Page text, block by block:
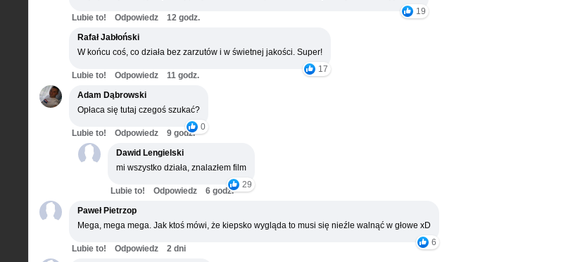
19
Lubie to! Odpowiedz
12 godz.
Rafał Jabłoński
W końcu coś, co działa bez zarzutów i w świetnej jakości. Super!
17
Lubie to! Odpowiedz
11 godz.
Adam Dąbrowski
Opłaca się tutaj czegoś szukać?
0
Lubie to! Odpowiedz
9 godz.
Dawid Lengielski
mi wszystko działa, znalazłem film
29
Lubie to! Odpowiedz
6 godz.
Paweł Pietrzop
Mega, mega mega. Jak ktoś mówi, że kiepsko wygląda to musi się nieźle walnąć w głowe xD
6
Lubie to! Odpowiedz
2 dni